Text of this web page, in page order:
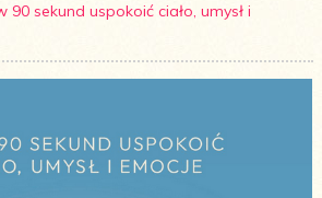
90 sekund uspokoić ciało, umysł i